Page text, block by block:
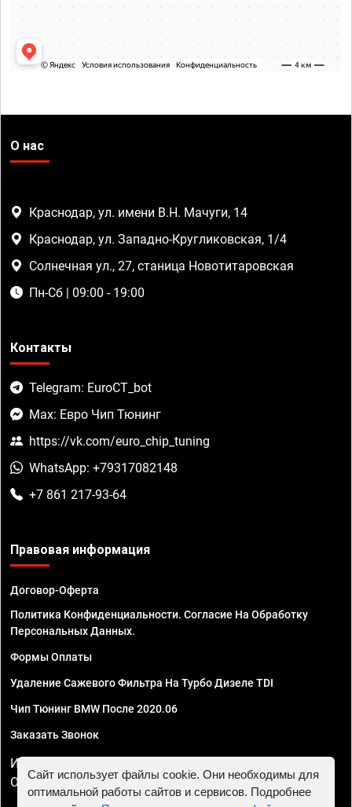
О нас
Краснодар, ул. имени В.Н. Мачуги, 14
Краснодар, ул. Западно-Кругликовская, 1/4
Солнечная ул., 27, станица Новотитаровская
Пн-Сб | 09:00 - 19:00
Контакты
Telegram: EuroCT_bot
Max: Евро Чип Тюнинг
https://vk.com/euro_chip_tuning
WhatsApp: +79317082148
+7 861 217-93-64
Правовая информация
Договор-Оферта
Политика Конфиденциальности. Согласие На Обработку
Персональных Данных.
Формы Оплаты
Удаление Сажевого Фильтра На Турбо Дизеле TDI
Чип Тюнинг BMW После 2020.06
Заказать Звонок
ИП Смирнов Георгий Павлович. ИНН 781302555843,
ОГРНИП 324470400032610
Сайт использует файлы cookie. Они необходимы для
оптимальной работы сайтов и сервисов. Подробнее